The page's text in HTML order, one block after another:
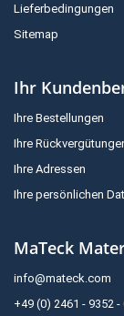
Lieferbedingungen
Sitemap
Ihr
Ihre Bestellungen
Ihre
Ihre Adressen
Ihre persönlichen
MaTeck
info@mateck.com
+49 (0) 2461 - 9352 -